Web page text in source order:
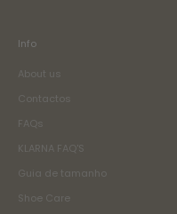
Info
About us
Contactos
FAQs
KLARNA FAQ'S
Guia de tamanho
Shoe Care